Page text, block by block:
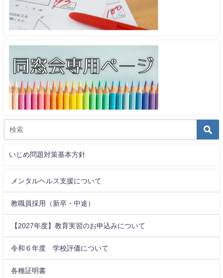
いじめ問題対策基本方針
メンタルヘルス支援について
教職員採用（新卒・中途）
【2027年度】教育実習のお申込みについて
令和６年度 学校評価について
各種証明書